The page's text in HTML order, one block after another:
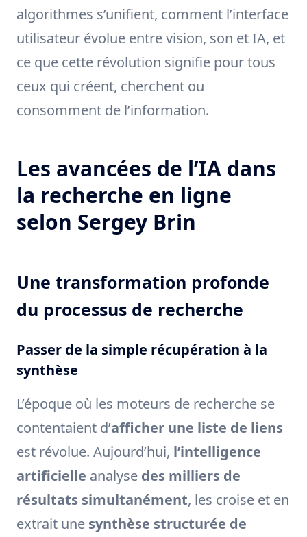
algorithmes s’unifient, comment l’interface
utilisateur évolue entre vision, son et IA, et
ce que cette révolution signifie pour tous
ceux qui créent, cherchent ou
consomment de l’information.
Les avancées de l’IA dans
la recherche en ligne
selon Sergey Brin
Une transformation profonde
du processus de recherche
Passer de la simple récupération à la
synthèse
L’époque où les moteurs de recherche se
contentaient d’afficher une liste de liens
est révolue. Aujourd’hui, l’intelligence
artificielle analyse des milliers de
résultats simultanément, les croise et en
extrait une synthèse structurée de